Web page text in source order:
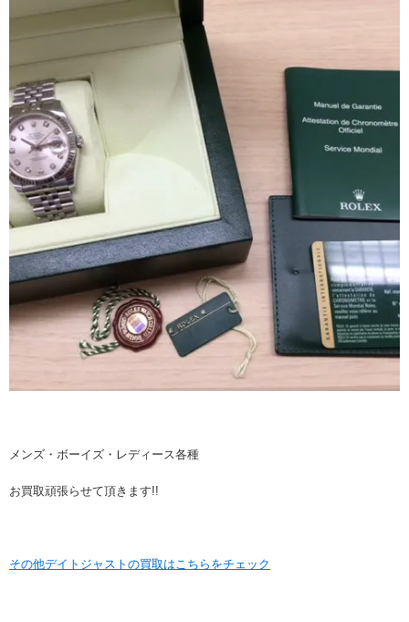
メンズ・ボーイズ・レディース各種
お買取頑張らせて頂きます!!
その他デイトジャストの買取はこちらをチェック